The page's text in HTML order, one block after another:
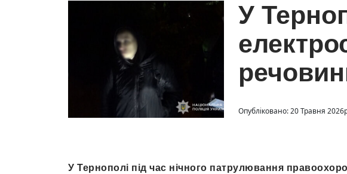
У
Опубліковано: 20 Травня
У Тернополі під час нічного патрулювання